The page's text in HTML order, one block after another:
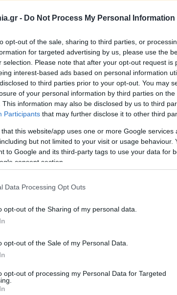
- Do Not Process My Personal Information
opt-out of the sale, sharing to third parties, or
for targeted advertising by us, please use the
selection. Please note that after your opt-out request is
interest-based ads based on personal information
to third parties prior to your opt-out. You may
of your personal information by third parties on the
This information may also be disclosed by us to third
Participants that may further disclose it to other third
that this website/app uses one or more Google
but not limited to your visit or usage behaviour.
to Google and its third-party tags to use your data for
consent section.
Data Processing Opt Outs
opt-out of the Sharing of my personal data.
opt-out of the Sale of my Personal Data.
opt-out of processing my Personal Data for Targeted
Κάνε κλικ και δες